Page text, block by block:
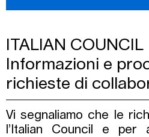
ITALIAN
Informazioni e
richieste di
Vi segnaliamo che le
l’Italian Council e per